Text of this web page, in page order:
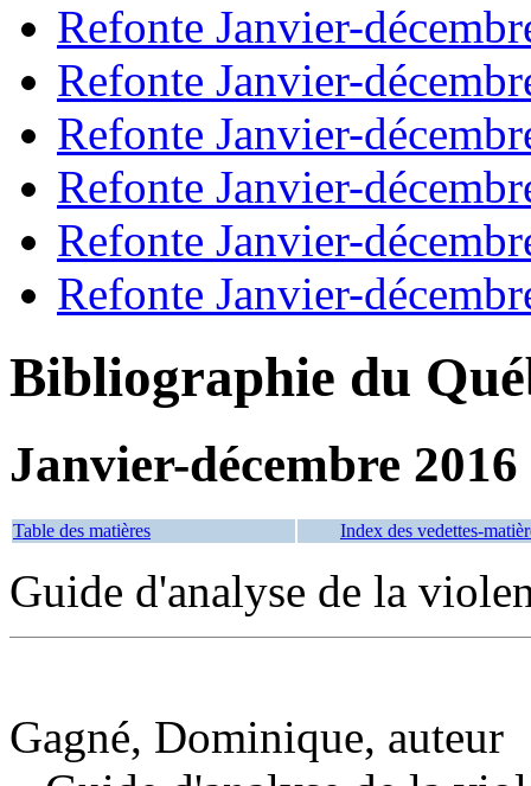
Refonte Janvier-
Refonte Janvier-
Refonte Janvier-
Refonte Janvier-
Refonte Janvier-
Refonte Janvier-
Bibliographie du
Janvier-décembre 2016
Table des matières Index des vedettes-
Guide d'analyse de la
Gagné, Dominique, auteur